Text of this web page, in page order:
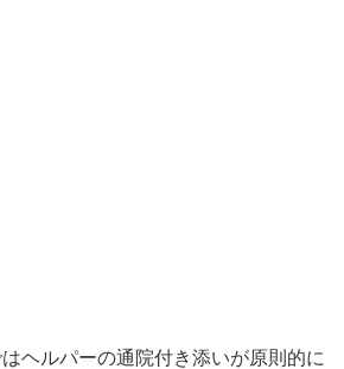
ヘルパーの通院付き添いが原則的に